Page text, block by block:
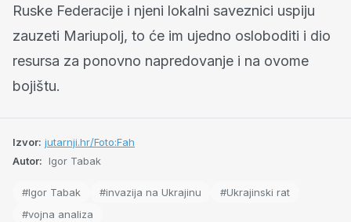
Ruske Federacije i njeni lokalni saveznici uspiju
zauzeti Mariupolj, to će im ujedno osloboditi i dio
resursa za ponovno napredovanje i na ovome
bojištu.
Izvor: jutarnji.hr/Foto:Fah
Autor: Igor Tabak
#Igor Tabak #invazija na Ukrajinu
#Ukrajinski rat
#vojna analiza